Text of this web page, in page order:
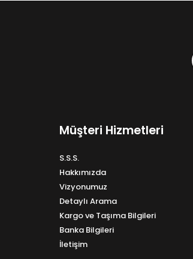
Müşteri Hizmetleri
S.S.S.
Hakkımızda
Vizyonumuz
Detaylı Arama
Kargo ve Taşıma Bilgileri
Banka Bilgileri
İletişim